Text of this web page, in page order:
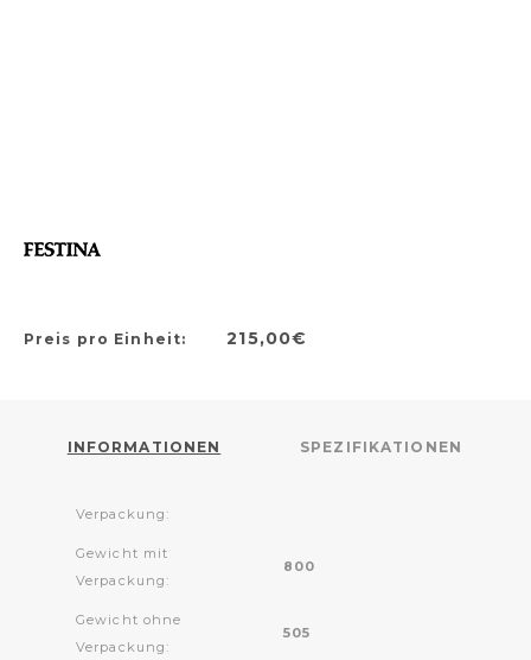
Preis pro Einheit: 215,00€
INFORMATIONEN SPEZIFIKATIONEN
Verpackung:
Gewicht mit
Verpackung:
800
Gewicht ohne
Verpackung:
505